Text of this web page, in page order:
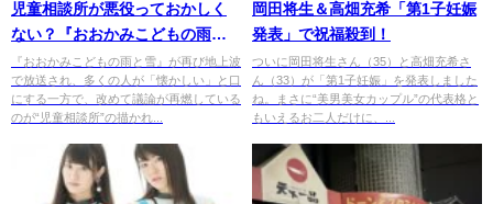
児童相談所が悪役っておかしく
ない？『おおかみこどもの雨と
雪』が今なお議論を呼ぶ理由と
は？
『おおかみこどもの雨と雪』が再び地上波
で放送され、多くの人が「懐かしい」と口
にする一方で、改めて議論が再燃している
のが“児童相談所”の描かれ...
岡田将生＆高畑充希「第1子妊娠
発表」で祝福殺到！
ついに岡田将生さん（35）と高畑充希さ
ん（33）が「第1子妊娠」を発表しました
ね。まさに“美男美女カップル”の代表格と
もいえるお二人だけに、...